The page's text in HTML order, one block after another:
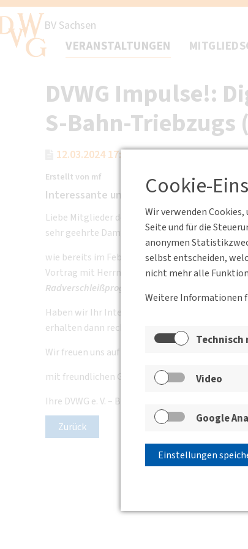
Cookie-
Wir verwenden
Seite und für die
anonymen
selbst entscheiden,
nicht mehr alle
Weitere Informationen
Video
Google
Einstellungen
BV Sachsen
VERANSTALTUNGEN
DVWG Impulse!:
S-Bahn-Triebzugs
12.03.2024 17:30 - 19:00 Online
Erstellt von mf
Interessante und aufschlussreiche
Liebe Mitglieder der DVWG e. V. – BV Sachsen,
sehr geehrte Damen und Herren,
wie bereits im Februar angekündigt, findet am
Vortrag mit Herrn Tobias Bregulla und Herrn
Radverschleißprognose eines S-Bahn-Triebzugs“
Haben wir Ihr Interesse geweckt? Dann senden
erhalten dann rechtzeitig per E-Mail den
Wir freuen uns auf Ihre Teilnahme und verbleiben
mit freundlichen Grüßen
Ihre DVWG e. V. – BV Sachsen
Zurück